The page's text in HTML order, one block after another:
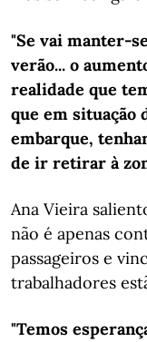
"Se vai manter-
verão... o
realidade que
que em situação
embarque,
de ir retirar à
Ana Vieira
não é apenas
passageiros e
trabalhadores
"Temos